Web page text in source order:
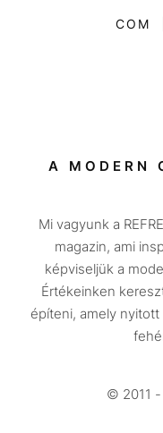
COM
A MODERN
Mi vagyunk a
magazin, ami
képviseljük a
Értékeinken
építeni, amely
© 2011 -